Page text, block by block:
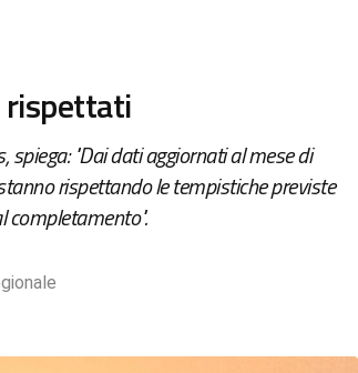
rispettati
"Dai dati aggiornati al mese di
rispettando le tempistiche previste
completamento".